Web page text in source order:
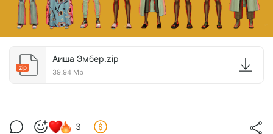
zip
Аиша Эмбер.zip
39.94 Mb
3